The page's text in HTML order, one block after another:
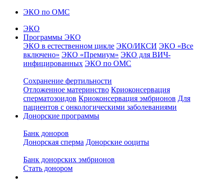
ЭКО по ОМС
ЭКО
Программы ЭКО
ЭКО в естественном цикле ЭКО/ИКСИ ЭКО «Все
включено» ЭКО «Премиум» ЭКО для ВИЧ-
инфицированных ЭКО по ОМС
Сохранение фертильности
Отложенное материнство Криоконсервация
сперматозоидов Криоконсервация эмбрионов Для
пациентов с онкологическими заболеваниями
Донорские программы
Банк доноров
Донорская сперма Донорские ооциты
Банк донорских эмбрионов
Стать донором